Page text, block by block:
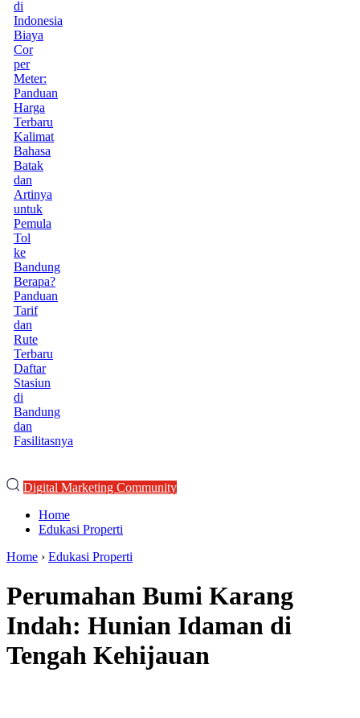
di
Indonesia
Biaya
Cor
per
Meter:
Panduan
Harga
Terbaru
Kalimat
Bahasa
Batak
dan
Artinya
untuk
Pemula
Tol
ke
Bandung
Berapa?
Panduan
Tarif
dan
Rute
Terbaru
Daftar
Stasiun
di
Bandung
dan
Fasilitasnya
Digital Marketing Community
Home
Edukasi Properti
Home › Edukasi Properti
Perumahan Bumi Karang
Indah: Hunian Idaman di
Tengah Kehijauan